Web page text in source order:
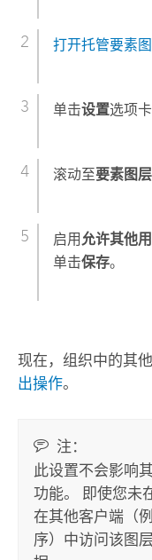
打开托管要素
单击设置选项卡
滚动至要素图层
启用 允许其他
单击保存。
现在，组织中的其
出操作。
注：
此设置不会影响
功能。 即使您未
在其他客户端（
序）中访问该图